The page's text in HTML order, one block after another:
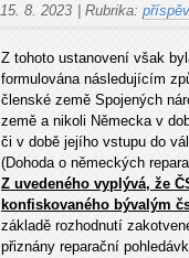
15. 8. 2023 Rubrika:
Z tohoto ustanovení však
formulována následujícím
členské země Spojených
země a nikoli Německa v
či v době jejího vstupu do
(Dohoda o německých
Z uvedeného vyplývá, že
konfiskovaného bývalým
základě rozhodnutí
přiznány reparační